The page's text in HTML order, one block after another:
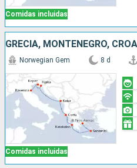
Comidas incluidas
Comidas incluidas
Norwegian Gem 8 d